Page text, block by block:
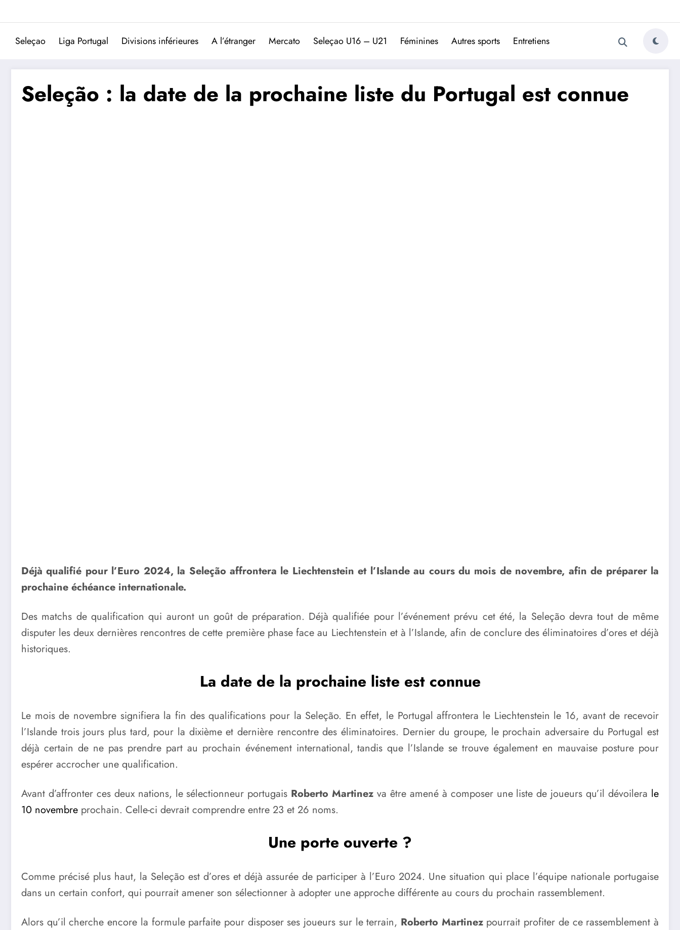
Trivela
L'actualité du football portugais
Seleçao Liga Portugal Divisions inférieures A l’étranger Mercato Seleçao U16 – U21 Féminines Autres sports Entretiens
Seleção : la date de la prochaine liste du Portugal est connue
Déjà qualifié pour l’Euro 2024, la Seleção affrontera le Liechtenstein et l’Islande au cours du mois de novembre, afin de préparer la
prochaine échéance internationale.
Des matchs de qualification qui auront un goût de préparation. Déjà qualifiée pour l’événement prévu cet été, la Seleção devra tout de même
disputer les deux dernières rencontres de cette première phase face au Liechtenstein et à l’Islande, afin de conclure des éliminatoires d’ores et déjà
historiques.
La date de la prochaine liste est connue
Le mois de novembre signifiera la fin des qualifications pour la Seleção. En effet, le Portugal affrontera le Liechtenstein le 16, avant de recevoir
l’Islande trois jours plus tard, pour la dixième et dernière rencontre des éliminatoires. Dernier du groupe, le prochain adversaire du Portugal est
déjà certain de ne pas prendre part au prochain événement international, tandis que l’Islande se trouve également en mauvaise posture pour
espérer accrocher une qualification.
Avant d’affronter ces deux nations, le sélectionneur portugais Roberto Martinez va être amené à composer une liste de joueurs qu’il dévoilera le
10 novembre prochain. Celle-ci devrait comprendre entre 23 et 26 noms.
Une porte ouverte ?
Comme précisé plus haut, la Seleção est d’ores et déjà assurée de participer à l’Euro 2024. Une situation qui place l’équipe nationale portugaise
dans un certain confort, qui pourrait amener son sélectionner à adopter une approche différente au cours du prochain rassemblement.
Alors qu’il cherche encore la formule parfaite pour disposer ses joueurs sur le terrain, Roberto Martinezpourrait profiter de ce rassemblement à